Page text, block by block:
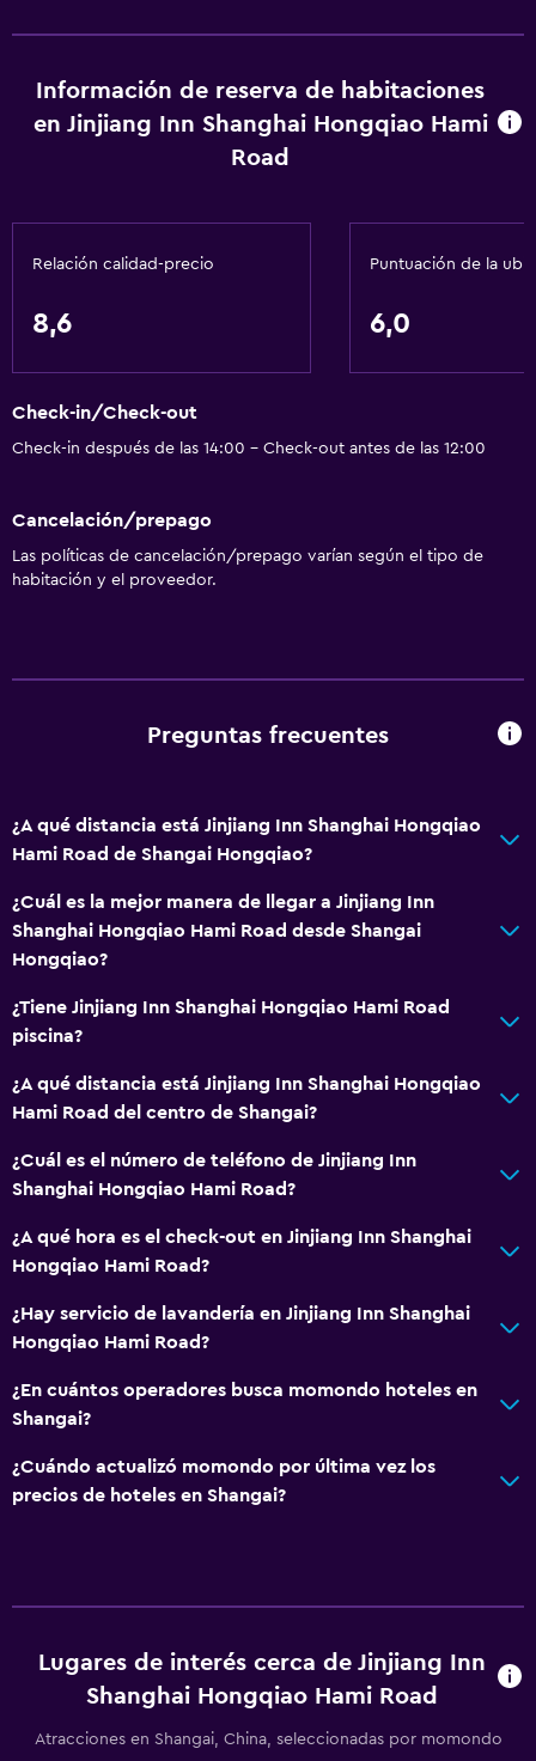
Aire acondicionado
Internet
Información de reserva de habitaciones
en Jinjiang Inn Shanghai Hongqiao Hami
Road
Relación calidad-precio
8,6
Puntuación de la
6,0
Check-in/Check-out
Check-in después de las 14:00 - Check-out antes de las 12:00
Cancelación/prepago
Las políticas de cancelación/prepago varían según el tipo de
habitación y el proveedor.
Preguntas frecuentes
¿A qué distancia está Jinjiang Inn Shanghai Hongqiao
Hami Road de Shangai Hongqiao?
¿Cuál es la mejor manera de llegar a Jinjiang Inn
Shanghai Hongqiao Hami Road desde Shangai
Hongqiao?
¿Tiene Jinjiang Inn Shanghai Hongqiao Hami Road
piscina?
¿A qué distancia está Jinjiang Inn Shanghai Hongqiao
Hami Road del centro de Shangai?
¿Cuál es el número de teléfono de Jinjiang Inn
Shanghai Hongqiao Hami Road?
¿A qué hora es el check-out en Jinjiang Inn Shanghai
Hongqiao Hami Road?
¿Hay servicio de lavandería en Jinjiang Inn Shanghai
Hongqiao Hami Road?
¿En cuántos operadores busca momondo hoteles en
Shangai?
¿Cuándo actualizó momondo por última vez los
precios de hoteles en Shangai?
Lugares de interés cerca de Jinjiang Inn
Shanghai Hongqiao Hami Road
Atracciones en Shangai, China, seleccionadas por momondo